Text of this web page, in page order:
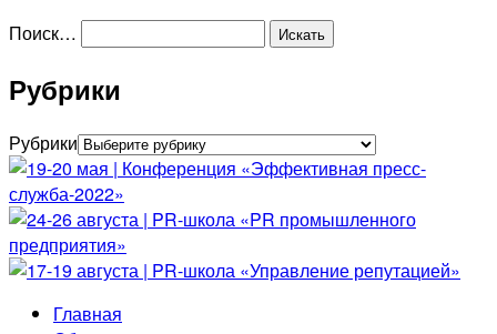
Поиск…
Рубрики
Рубрики
Главная